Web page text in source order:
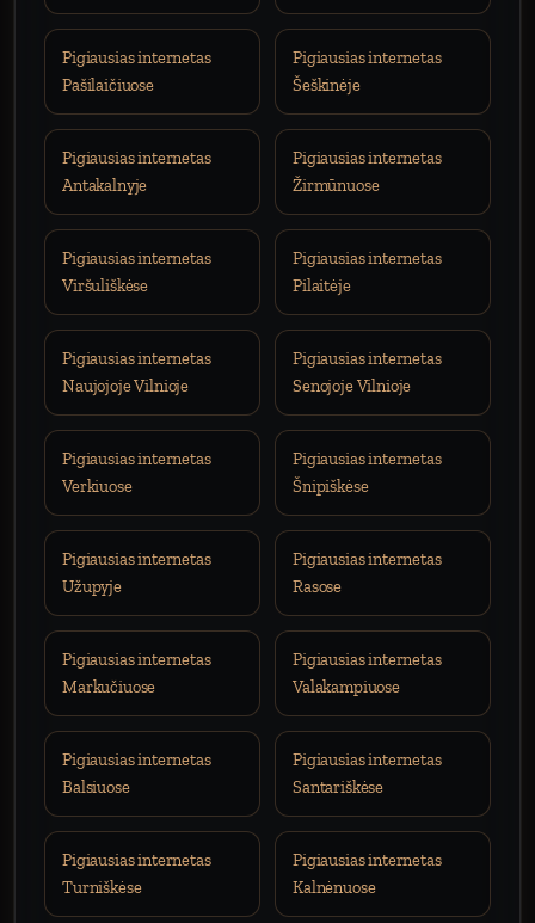
Pigiausias internetas
Pašilaičiuose
Pigiausias internetas
Šeškinėje
Pigiausias internetas
Antakalnyje
Pigiausias internetas
Žirmūnuose
Pigiausias internetas
Viršuliškėse
Pigiausias internetas
Pilaitėje
Pigiausias internetas
Naujojoje Vilnioje
Pigiausias internetas
Senojoje Vilnioje
Pigiausias internetas
Verkiuose
Pigiausias internetas
Šnipiškėse
Pigiausias internetas
Užupyje
Pigiausias internetas
Rasose
Pigiausias internetas
Markučiuose
Pigiausias internetas
Valakampiuose
Pigiausias internetas
Balsiuose
Pigiausias internetas
Santariškėse
Pigiausias internetas
Turniškėse
Pigiausias internetas
Kalnėnuose